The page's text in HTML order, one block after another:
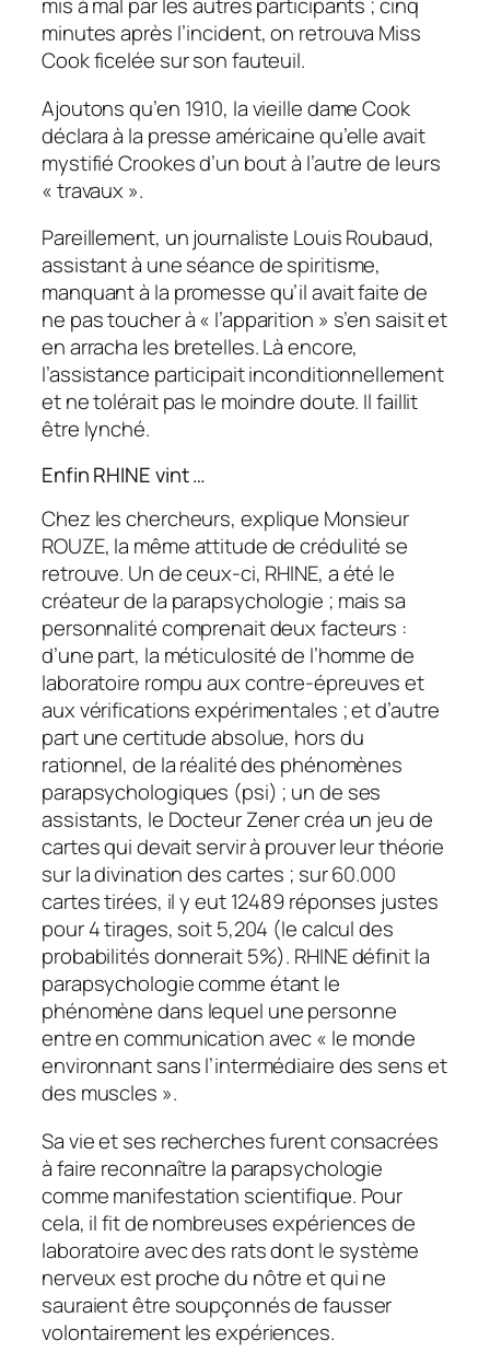
minutes après l’incident, on retrouva Miss
Cook ficelée sur son fauteuil.
Ajoutons qu’en 1910, la vieille dame Cook
déclara à la presse américaine qu’elle avait
mystifié Crookes d’un bout à l’autre de leurs
« travaux ».
Pareillement, un journaliste Louis Roubaud,
assistant à une séance de spiritisme,
manquant à la promesse qu’il avait faite de
ne pas toucher à « l’apparition » s’en saisit et
en arracha les bretelles. Là encore,
l’assistance participait inconditionnellement
et ne tolérait pas le moindre doute. Il faillit
être lynché.
Enfin RHINE vint …
Chez les chercheurs, explique Monsieur
ROUZE, la même attitude de crédulité se
retrouve. Un de ceux-ci, RHINE, a été le
créateur de la parapsychologie ; mais sa
personnalité comprenait deux facteurs :
d’une part, la méticulosité de l’homme de
laboratoire rompu aux contre-épreuves et
aux vérifications expérimentales ; et d’autre
part une certitude absolue, hors du
rationnel, de la réalité des phénomènes
parapsychologiques (psi) ; un de ses
assistants, le Docteur Zener créa un jeu de
cartes qui devait servir à prouver leur théorie
sur la divination des cartes ; sur 60.000
cartes tirées, il y eut 12489 réponses justes
pour 4 tirages, soit 5,204 (le calcul des
probabilités donnerait 5%). RHINE définit la
parapsychologie comme étant le
phénomène dans lequel une personne
entre en communication avec « le monde
environnant sans l’intermédiaire des sens et
des muscles ».
Sa vie et ses recherches furent consacrées
à faire reconnaître la parapsychologie
comme manifestation scientifique. Pour
cela, il fit de nombreuses expériences de
laboratoire avec des rats dont le système
nerveux est proche du nôtre et qui ne
sauraient être soupçonnés de fausser
volontairement les expériences.